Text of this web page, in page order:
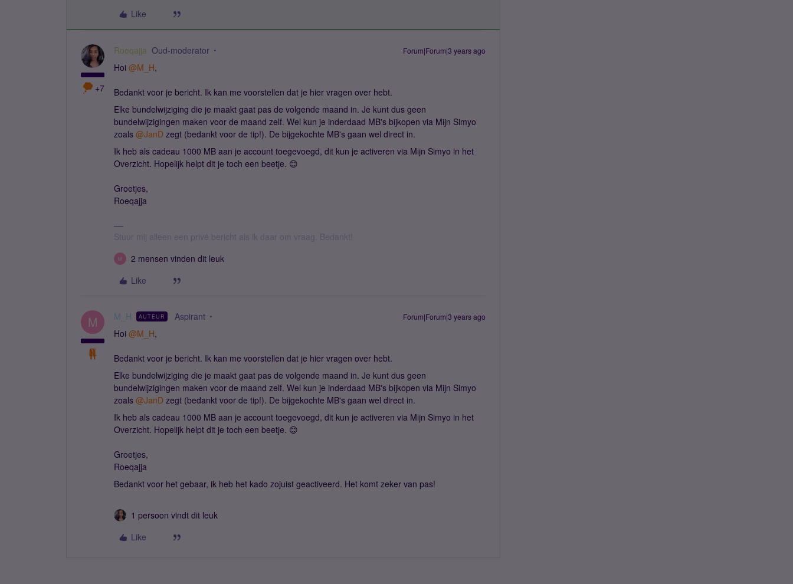
Like
+7
Roeqajja Oud-moderator Forum|Forum|3 years ago
Hoi @M_H,
Bedankt voor je bericht. Ik kan me voorstellen dat je hier vragen over hebt.
Elke bundelwijziging die je maakt gaat pas de volgende maand in. Je kunt dus geen
bundelwijzigingen maken voor de maand zelf. Wel kun je inderdaad MB's bijkopen via Mijn Simyo
zoals @JanD zegt (bedankt voor de tip!). De bijgekochte MB's gaan wel direct in.
Ik heb als cadeau 1000 MB aan je account toegevoegd, dit kun je activeren via Mijn Simyo in het
Overzicht. Hopelijk helpt dit je toch een beetje. 😊
Groetjes,
Roeqajja
Stuur mij alleen een privé bericht als ik daar om vraag. Bedankt!
M
2 mensen vinden dit leuk
Like
M M_H AUTEUR Aspirant Forum|Forum|3 years ago
Hoi @M_H,
Bedankt voor je bericht. Ik kan me voorstellen dat je hier vragen over hebt.
Elke bundelwijziging die je maakt gaat pas de volgende maand in. Je kunt dus geen
bundelwijzigingen maken voor de maand zelf. Wel kun je inderdaad MB's bijkopen via Mijn Simyo
zoals @JanD zegt (bedankt voor de tip!). De bijgekochte MB's gaan wel direct in.
Ik heb als cadeau 1000 MB aan je account toegevoegd, dit kun je activeren via Mijn Simyo in het
Overzicht. Hopelijk helpt dit je toch een beetje. 😊
Groetjes,
Roeqajja
Bedankt voor het gebaar, ik heb het kado zojuist geactiveerd. Het komt zeker van pas!
1 persoon vindt dit leuk
Like